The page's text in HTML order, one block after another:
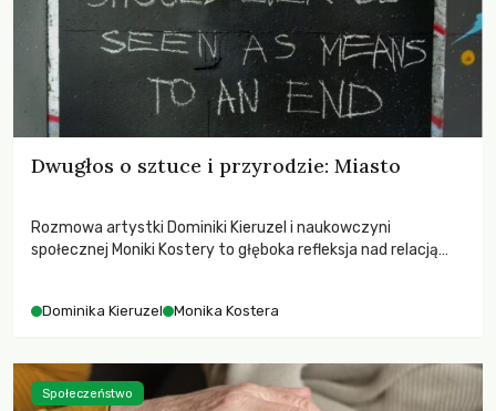
Dwugłos o sztuce i przyrodzie: Miasto
Rozmowa artystki Dominiki Kieruzel i naukowczyni
społecznej Moniki Kostery to głęboka refleksja nad relacją
Dominika Kieruzel Monika Kostera
Społeczeństwo